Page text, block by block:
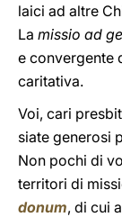
laici ad altre
La missio ad
e convergente
caritativa.
Voi, cari
siate generosi
Non pochi di
territori di
donum, di cui